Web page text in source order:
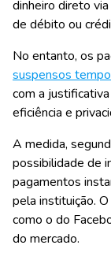
dinheiro direto
de débito ou
No entanto, os
suspensos
com a
eficiência e
A medida,
possibilidade de
pagamentos
pela instituição.
como o do
do mercado.